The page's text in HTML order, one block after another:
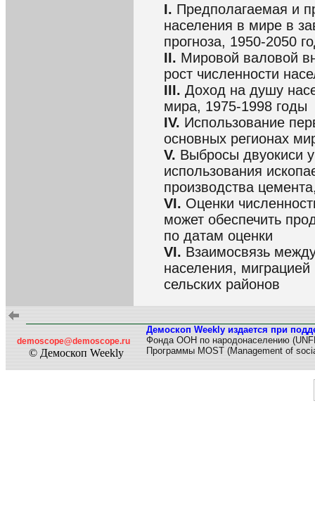
I. Предполагаемая и
населения в мире в
прогноза, 1950-2050
II. Мировой валовой
рост численности
III. Доход на душу
мира, 1975-1998 годы
IV. Использование
основных регионах
V. Выбросы двуокиси
использования
производства
VI. Оценки
может обеспечить
по датам оценки
VI. Взаимосвязь
населения,
сельских районов
demoscope@demoscope.ru
© Демоскоп Weekly
Демоскоп Weekly издается при
Фонда ООН по народонаселению
Программы MOST (Management of